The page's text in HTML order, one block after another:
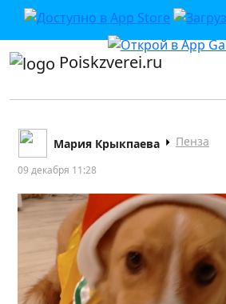
Poiskzverei.ru
Мария Крыкпаева Пенза
09 декабря 11:28